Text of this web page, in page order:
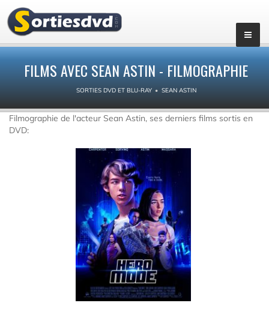
FILMS AVEC SEAN ASTIN - FILMOGRAPHIE
SORTIES DVD ET BLU-RAY SEAN ASTIN
Filmographie de l'acteur Sean Astin, ses derniers films sortis en
DVD: